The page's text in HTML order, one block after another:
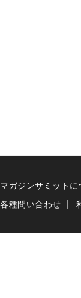
マガジンサミットに
各種問い合わせ